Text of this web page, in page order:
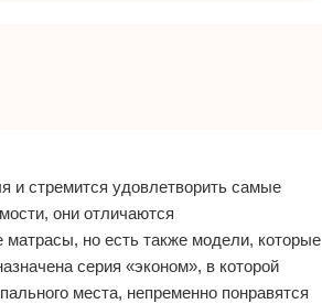
и стремится удовлетворить самые
они отличаются
но есть также модели, которые
серия «эконом», в которой
места, непременно понравятся